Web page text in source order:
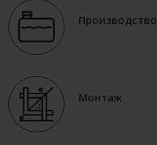
Производство
Монтаж